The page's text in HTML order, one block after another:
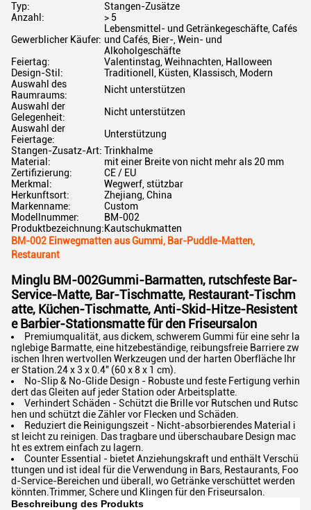
Typ:
Stangen-Zusätze
Anzahl:
> 5
Gewerblicher Käufer:
Lebensmittel- und Getränkegeschäfte, Cafés
und Cafés, Bier-, Wein- und
Alkoholgeschäfte
Feiertag:
Valentinstag, Weihnachten, Halloween
Design-Stil:
Traditionell, Küsten, Klassisch, Modern
Auswahl des
Raumraums:
Nicht unterstützen
Auswahl der
Gelegenheit:
Nicht unterstützen
Auswahl der
Feiertage:
Unterstützung
Stangen-Zusatz-Art: Trinkhalme
Material:
mit einer Breite von nicht mehr als 20 mm
Zertifizierung:
CE / EU
Merkmal:
Wegwerf, stützbar
Herkunftsort:
Zhejiang, China
Markenname:
Custom
Modellnummer:
BM-002
Produktbezeichnung:Kautschukmatten
BM-002 Einwegmatten aus Gummi, Bar-Puddle-Matten,
Restaurant
Minglu BM-002Gummi-Barmatten, rutschfeste Bar-
Service-Matte, Bar-Tischmatte, Restaurant-Tischm
atte, Küchen-Tischmatte, Anti-Skid-Hitze-Resistent
e Barbier-Stationsmatte für den Friseursalon
Premiumqualität, aus dickem, schwerem Gummi für eine sehr la
nglebige Barmatte, eine hitzebeständige, reibungsfreie Barriere zw
ischen Ihren wertvollen Werkzeugen und der harten Oberfläche Ihr
er Station.24 x 3 x 0.4" (60 x 8 x 1 cm).
No-Slip & No-Glide Design - Robuste und feste Fertigung verhin
dert das Gleiten auf jeder Station oder Arbeitsplatte.
Verhindert Schäden - Schützt die Brille vor Rutschen und Rutsc
hen und schützt die Zähler vor Flecken und Schäden.
Reduziert die Reinigungszeit - Nicht-absorbierendes Material i
st leicht zu reinigen. Das tragbare und überschaubare Design mac
ht es extrem einfach zu lagern.
Counter Essential - bietet Anziehungskraft und enthält Verschü
ttungen und ist ideal für die Verwendung in Bars, Restaurants, Foo
d-Service-Bereichen und überall, wo Getränke verschüttet werden
könnten.Trimmer, Schere und Klingen für den Friseursalon.
Beschreibung des Produkts